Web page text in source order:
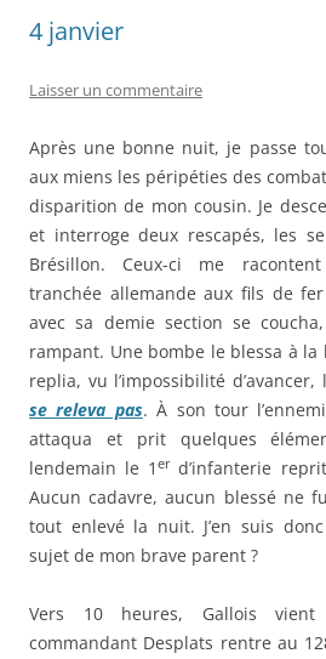
4 janvier
Laisser un commentaire
Après une bonne nuit, je passe
aux miens les péripéties des
disparition de mon cousin. Je
et interroge deux rescapés, les
Brésillon. Ceux-ci me
tranchée allemande aux fils de
avec sa demie section se
rampant. Une bombe le blessa à
replia, vu l’impossibilité d’avancer,
se releva pas. À son tour
attaqua et prit quelques
lendemain le 1er d’infanterie
Aucun cadavre, aucun blessé ne
tout enlevé la nuit. J’en suis
sujet de mon brave parent ?
Vers 10 heures, Gallois vient
commandant Desplats rentre au